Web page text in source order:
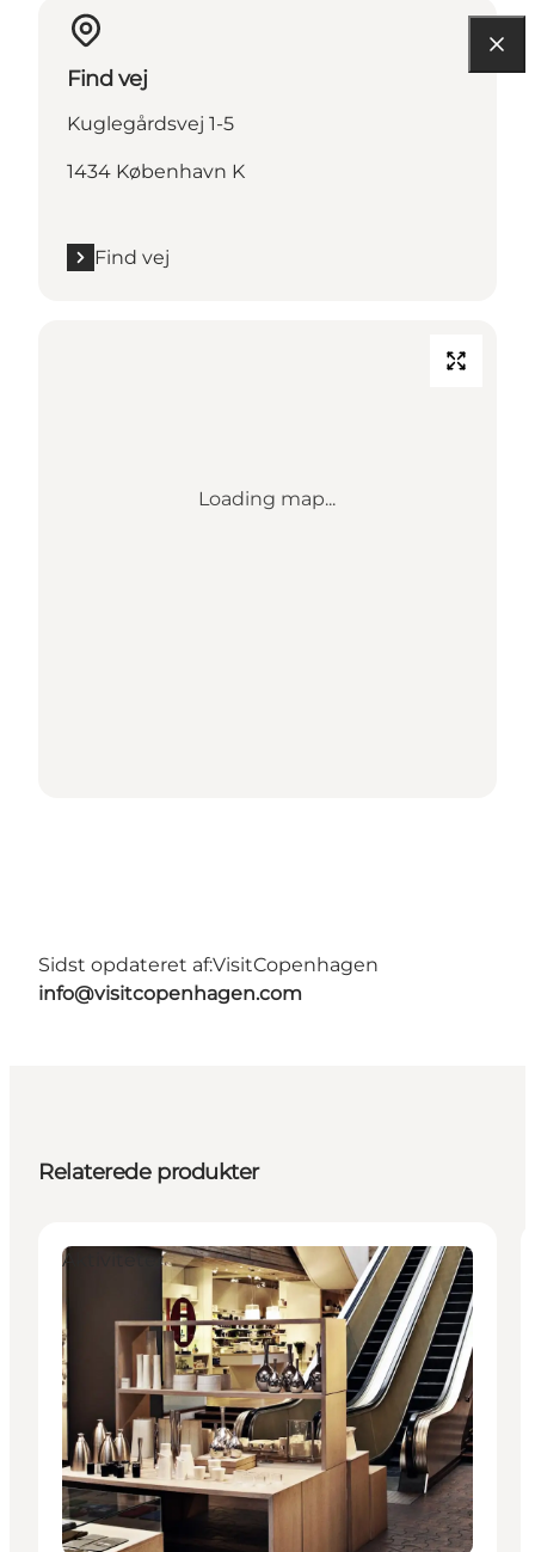
Find vej
Kuglegårdsvej 1-5
1434 København K
Find vej
Loading map...
Sidst opdateret af:VisitCopenhagen
info@visitcopenhagen.com
Relaterede produkter
Aktiviteter